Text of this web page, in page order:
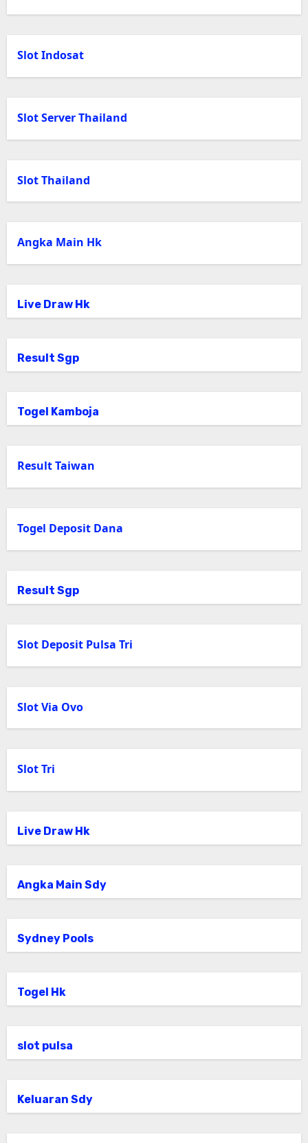
Slot Indosat
Slot Server Thailand
Slot Thailand
Angka Main Hk
Live Draw Hk
Result Sgp
Togel Kamboja
Result Taiwan
Togel Deposit Dana
Result Sgp
Slot Deposit Pulsa Tri
Slot Via Ovo
Slot Tri
Live Draw Hk
Angka Main Sdy
Sydney Pools
Togel Hk
slot pulsa
Keluaran Sdy